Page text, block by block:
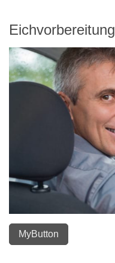
Eichvorbereitung
MyButton